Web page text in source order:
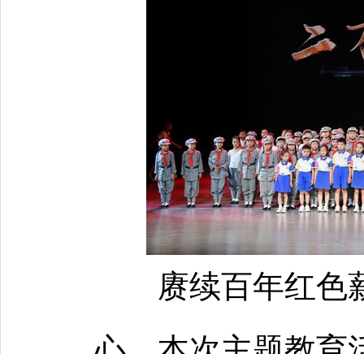
赓续百年红色